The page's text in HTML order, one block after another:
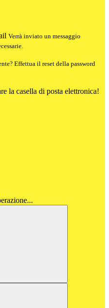
Verrà inviato un messaggio
Effettua il reset della password
la casella di posta elettronica!